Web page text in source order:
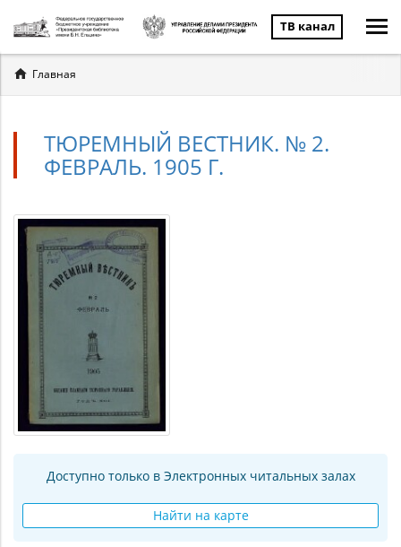
ТВ канал
Вы
здесь
Главная
ТЮРЕМНЫЙ ВЕСТНИК. № 2.
ФЕВРАЛЬ. 1905 Г.
Доступно только в Электронных читальных залах
Найти на карте